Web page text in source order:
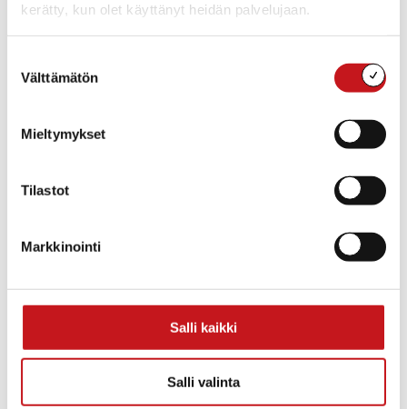
kerätty, kun olet käyttänyt heidän palvelujaan.
valinta
Välttämätön
Mieltymykset
Tilastot
Markkinointi
Salli kaikki
Salli valinta
SuoVaRi järjestää seuratason este-ja
Ratsastuskeskuksella – mukana cup-kilpailu, jossa
tuetaan Veera Mannisen olympiamatkaa Pariisiin